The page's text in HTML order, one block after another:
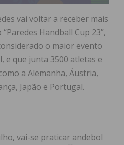
vai voltar a receber mais
Handball Cup 23”,
o maior evento
e que junta 3500 atletas e
a Alemanha, Áustria,
Japão e Portugal.
vai-se praticar andebol